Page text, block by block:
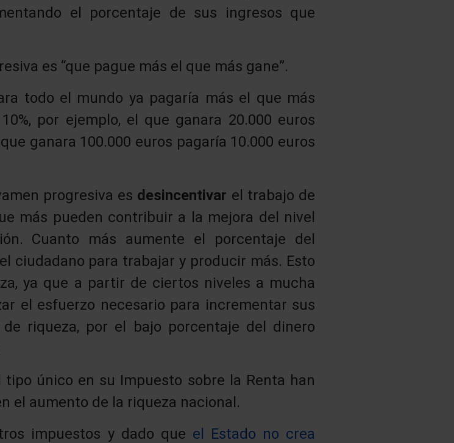
el porcentaje de sus ingresos que
es “que pague más el que más gane”.
todo el mundo ya pagaría más el que más
por ejemplo, el que ganara 20.000 euros
ganara 100.000 euros pagaría 10.000 euros
progresiva es desincentivar el trabajo de
más pueden contribuir a la mejora del nivel
Cuanto más aumente el porcentaje del
ciudadano para trabajar y producir más. Esto
ya que a partir de ciertos niveles a mucha
el esfuerzo necesario para incrementar sus
riqueza, por el bajo porcentaje del dinero
único en su Impuesto sobre la Renta han
el aumento de la riqueza nacional.
impuestos y dado que el Estado no crea